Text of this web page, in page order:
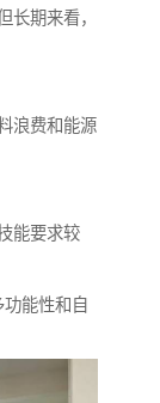
长期来看，
浪费和能源
能要求较
能性和自